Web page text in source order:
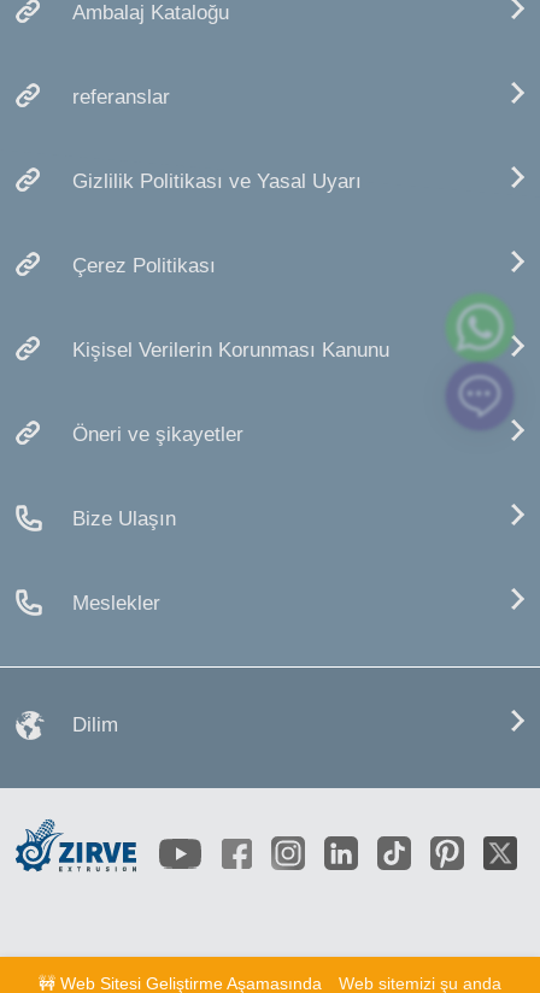
🚧 Web Sitesi Geliştirme Aşamasında Web sitemizi şu anda
Ambalaj Kataloğu
referanslar
Gizlilik Politikası ve Yasal Uyarı
Çerez Politikası
Kişisel Verilerin Korunması Kanunu
Öneri ve şikayetler
Bize Ulaşın
Meslekler
Dilim